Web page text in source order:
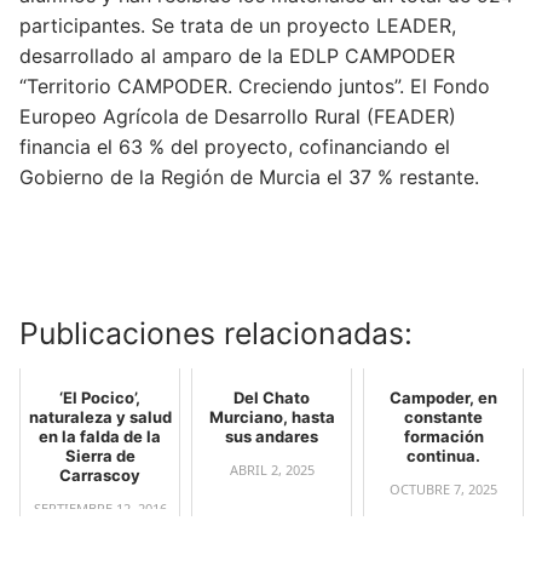
participantes. Se trata de un proyecto LEADER,
desarrollado al amparo de la EDLP CAMPODER
“Territorio CAMPODER. Creciendo juntos”. El Fondo
Europeo Agrícola de Desarrollo Rural (FEADER)
financia el 63 % del proyecto, cofinanciando el
Gobierno de la Región de Murcia el 37 % restante.
Publicaciones relacionadas:
‘El Pocico’,
naturaleza y salud
en la falda de la
Sierra de
Carrascoy
SEPTIEMBRE 12, 2016
Del Chato
Murciano, hasta
sus andares
ABRIL 2, 2025
Campoder, en
constante
formación
continua.
OCTUBRE 7, 2025